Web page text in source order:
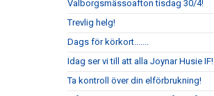
Valborgsmässoafton tisdag 30/4!
Trevlig helg!
Dags för körkort.......
Idag ser vi till att alla Joynar Husie IF!
Ta kontroll över din elförbrukning!